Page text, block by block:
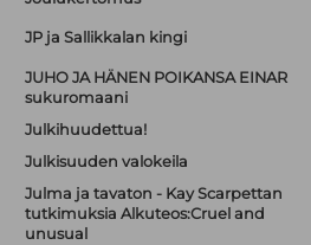
JP ja Sallikkalan kingi
JUHO JA HÄNEN POIKANSA EINAR
sukuromaani
Julkihuudettua!
Julkisuuden valokeila
Julma ja tavaton - Kay Scarpettan
tutkimuksia Alkuteos:Cruel and
unusual